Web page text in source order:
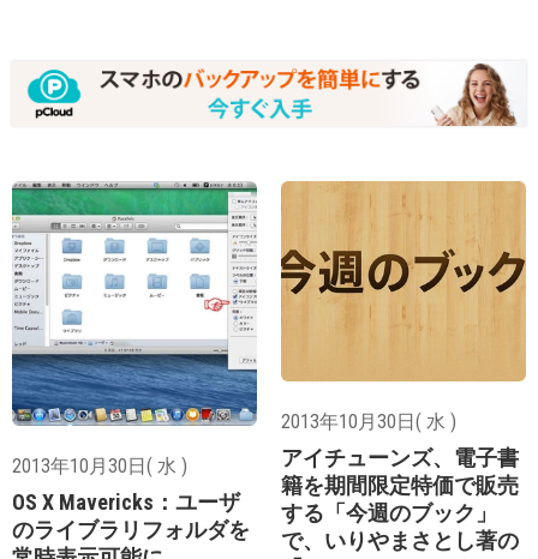
2013年10月30日( 水 )
OS X Mavericks：ユーザ
のライブラリフォルダを
2013年10月30日( 水 )
アイチューンズ、電子書
籍を期間限定特価で販売
する「今週のブック」
で、いりやまさとし著の